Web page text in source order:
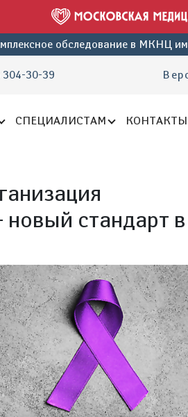
обследование в МКНЦ
304-30-39
СПЕЦИАЛИСТАМ КОНТАКТЫ
стандарт в